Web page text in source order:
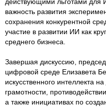
важность развития
сохранения конкурентной
участие в развитии ИИ как
среднего бизнеса.
Завершая дискуссию,
цифровой среде Елизавета
искусственного интеллекта
грамотности,
а также инициативах по